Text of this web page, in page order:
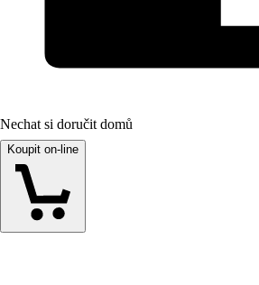
Nechat si doručit domů
Koupit on-line